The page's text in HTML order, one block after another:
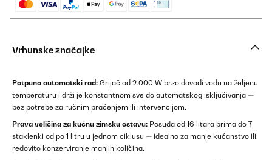
Vrhunske značajke
Potpuno automatski rad: Grijač od 2.000 W brzo dovodi vodu na željenu
temperaturu i drži je konstantnom sve do automatskog isključivanja —
bez potrebe za ručnim praćenjem ili intervencijom.
Prava veličina za kućnu zimsku ostavu: Posuda od 16 litara prima do 7
staklenki od po 1 litru u jednom ciklusu — idealno za manje kućanstvo ili
redovito konzerviranje manjih količina.